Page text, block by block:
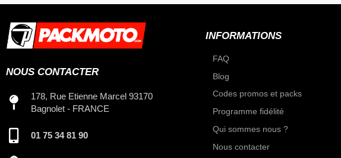
NOUS CONTACTER
178, Rue Etienne Marcel 93170
Bagnolet - FRANCE
01 75 34 81 90
INFORMATIONS
FAQ
Blog
Codes promos et packs
Programme fidélité
Qui sommes nous ?
Nous contacter